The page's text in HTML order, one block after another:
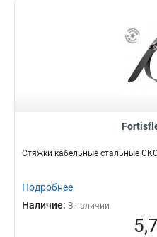
Стяжки кабельные стальные СКС
Подробнее
Наличие: В наличии